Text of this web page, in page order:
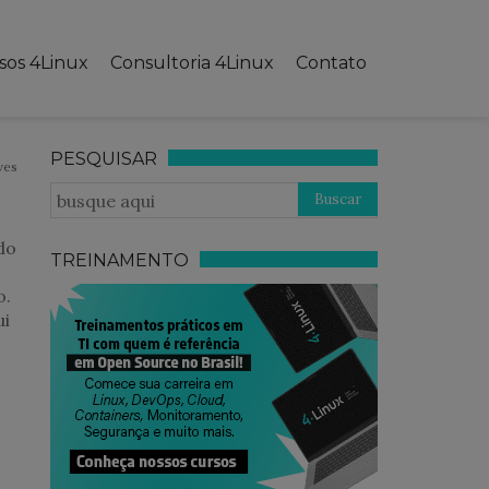
4Linux Consultoria 4Linux Contato
PESQUISAR
TREINAMENTO